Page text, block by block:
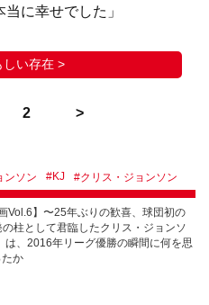
に幸せでした」
い存在 >
2
ンソン #KJ #クリス・ジョンソン
Vol.6】〜25年ぶりの歓喜、球団初の
の柱として君臨したクリス・ジョンソ
、2016年リーグ優勝の瞬間に何を思
たか